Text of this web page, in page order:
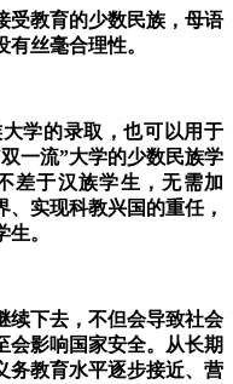
受教育的少数民族，母语
丝毫合理性。
学的录取，也可以用于
一流”大学的少数民族学
差于汉族学生，无需加
实现科教兴国的重任，
。
续下去，不但会导致社会
影响国家安全。 从长期
务教育水平逐步接近、营